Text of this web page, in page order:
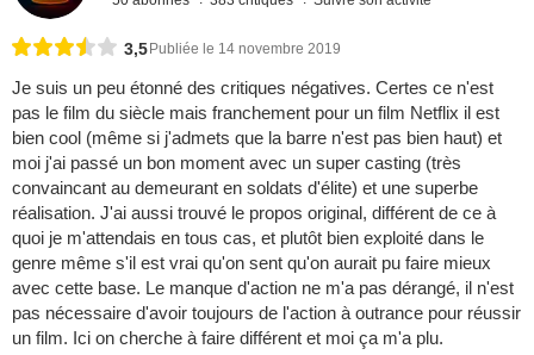
3,5 Publiée le 14 novembre 2019
Je suis un peu étonné des critiques négatives. Certes ce n'est
pas le film du siècle mais franchement pour un film Netflix il est
bien cool (même si j'admets que la barre n'est pas bien haut) et
moi j'ai passé un bon moment avec un super casting (très
convaincant au demeurant en soldats d'élite) et une superbe
réalisation. J'ai aussi trouvé le propos original, différent de ce à
quoi je m'attendais en tous cas, et plutôt bien exploité dans le
genre même s'il est vrai qu'on sent qu'on aurait pu faire mieux
avec cette base. Le manque d'action ne m'a pas dérangé, il n'est
pas nécessaire d'avoir toujours de l'action à outrance pour réussir
un film. Ici on cherche à faire différent et moi ça m'a plu.